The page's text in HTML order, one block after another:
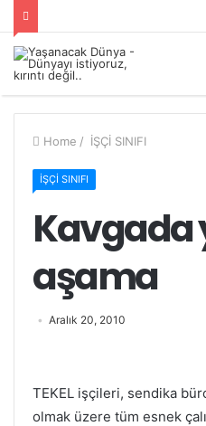
Home / İŞÇİ SINIFI
İŞÇİ SINIFI
Kavgada
aşama
Aralık 20, 2010
TEKEL işçileri, sendika
olmak üzere tüm esnek